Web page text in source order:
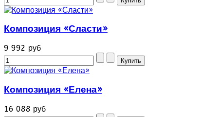
Композиция «Сласти»
9 992 руб
Композиция «Елена»
16 088 руб